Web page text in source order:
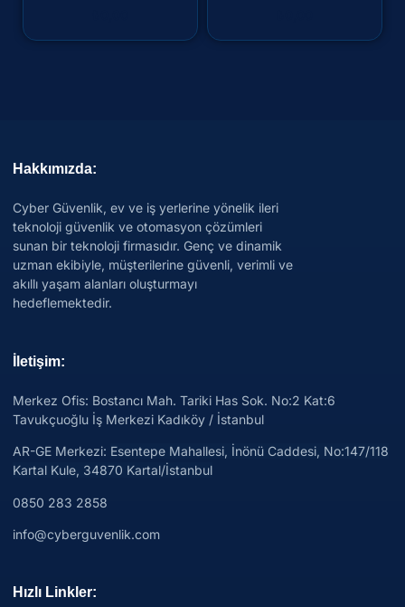
Hakkımızda:
Cyber Güvenlik, ev ve iş yerlerine yönelik ileri
teknoloji güvenlik ve otomasyon çözümleri
sunan bir teknoloji firmasıdır. Genç ve dinamik
uzman ekibiyle, müşterilerine güvenli, verimli ve
akıllı yaşam alanları oluşturmayı
hedeflemektedir.
İletişim:
Merkez Ofis: Bostancı Mah. Tariki Has Sok. No:2 Kat:6
Tavukçuoğlu İş Merkezi Kadıköy / İstanbul
AR-GE Merkezi: Esentepe Mahallesi, İnönü Caddesi, No:147/118
Kartal Kule, 34870 Kartal/İstanbul
0850 283 2858
info@cyberguvenlik.com
Hızlı Linkler: